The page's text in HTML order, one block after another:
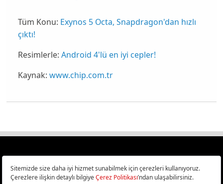
Tüm Konu: Exynos 5 Octa, Snapdragon'dan hızlı
çıktı!
Resimlerle: Android 4'lü en iyi cepler!
Kaynak: www.chip.com.tr
Türkiye